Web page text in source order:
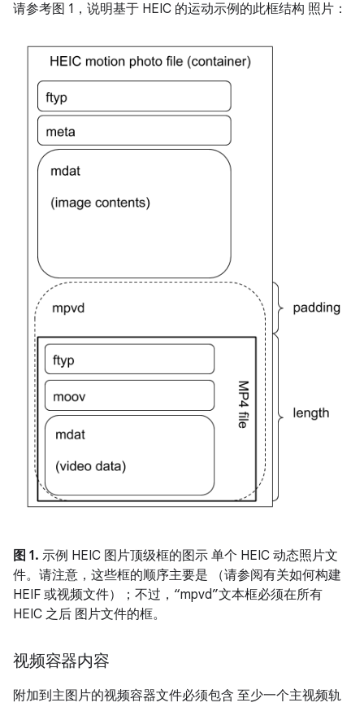
请参考图 1，说明基于 HEIC 的运动示例的此框结构 照片：
图 1. 示例 HEIC 图片顶级框的图示 单个 HEIC 动态照片文
件。请注意，这些框的顺序主要是 （请参阅有关如何构建
HEIF 或视频文件）；不过，“mpvd”文本框必须在所有
HEIC 之后 图片文件的框。
视频容器内容
附加到主图片的视频容器文件必须包含 至少一个主视频轨